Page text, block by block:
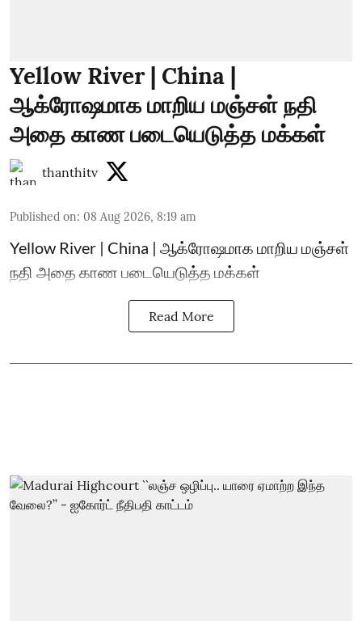
Yellow River | China |
ஆக்ரோஷமாக மாறிய மஞ்சள் நதி
அதை காண படையெடுத்த மக்கள்
thanthitv
Published on: 08 Aug 2026, 8:19 am
Yellow River | China | ஆக்ரோஷமாக மாறிய மஞ்சள்
நதி அதை காண படையெடுத்த மக்கள்
Read More